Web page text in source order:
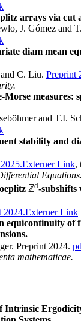
arrays via cut
J. Gómez and
diam mean
C. Liu. Preprint
Morse measures:
and T.I.
stability and
Externer Link,
Equations.
ℤd-
2024.Externer Link
equicontinuity of
Preprint 2024.
mathematicae.
Intrinsic